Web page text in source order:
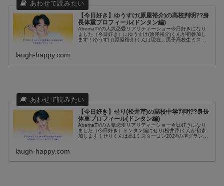
【今日好き】ゆうすけ(原屋裕介)の高校判明??身
長体重プロフィール(ドンタン編)
AbemaTVの人気恋愛リアリティーショー今日好きになり
ました（今日好き）にゆうすけ(原屋裕介)くんが初参加し
ます！ゆうすけ(原屋裕介)くんは現在、男子高校生ミスタ
laugh-happy.com
【今日好き】せり(松井芹)の高校中学判明??身長
体重プロフィール(ドンタン編)
AbemaTVの人気恋愛リアリティーショー今日好きになり
ました（今日好き）ドンタン編にせり(松井芹)くんが初参
加します！せりくんは高1ミスターコン2024の準グランプ
laugh-happy.com